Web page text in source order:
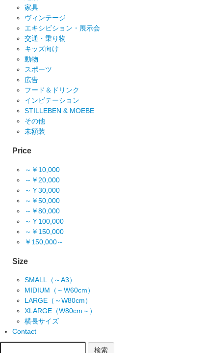
家具
ヴィンテージ
エキシビション・展示会
交通・乗り物
キッズ向け
動物
スポーツ
広告
フード＆ドリンク
インビテーション
STILLEBEN & MOEBE
その他
未額装
Price
～￥10,000
～￥20,000
～￥30,000
～￥50,000
～￥80,000
～￥100,000
～￥150,000
￥150,000～
Size
SMALL（～A3）
MIDIUM（～W60cm）
LARGE（～W80cm）
XLARGE（W80cm～）
横長サイズ
Contact